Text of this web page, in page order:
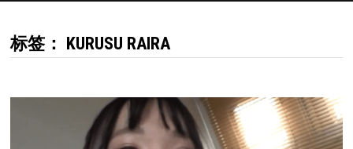
标签： KURUSU RAIRA